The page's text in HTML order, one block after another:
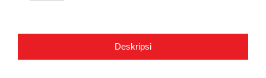
Deskripsi